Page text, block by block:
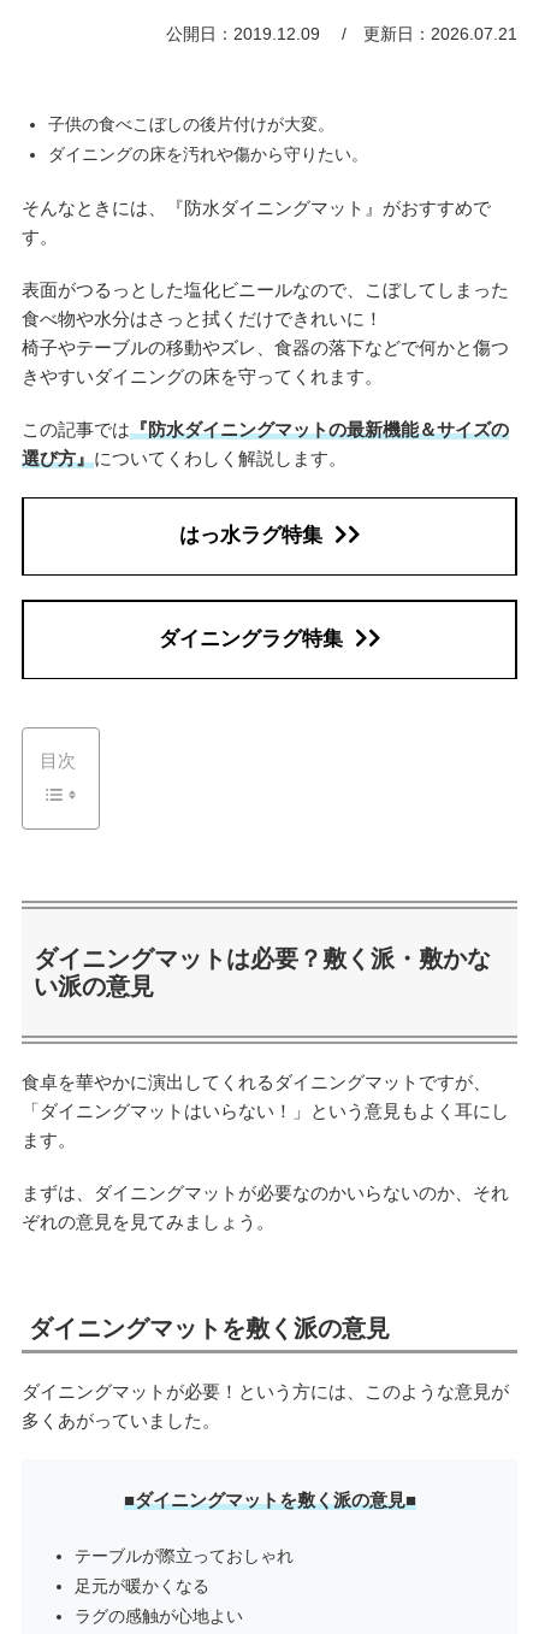
公開日：2019.12.09 更新日：2026.07.21
子供の食べこぼしの後片付けが大変。
ダイニングの床を汚れや傷から守りたい。
そんなときには、『防水ダイニングマット』がおすすめで
す。
表面がつるっとした塩化ビニールなので、こぼしてしまった
食べ物や水分はさっと拭くだけできれいに！
椅子やテーブルの移動やズレ、食器の落下などで何かと傷つ
きやすいダイニングの床を守ってくれます。
この記事では『防水ダイニングマットの最新機能＆サイズの
選び方』についてくわしく解説します。
はっ水ラグ特集
ダイニングラグ特集
目次
ダイニングマットは必要？敷く派・敷かな
い派の意見
食卓を華やかに演出してくれるダイニングマットですが、
「ダイニングマットはいらない！」という意見もよく耳にし
ます。
まずは、ダイニングマットが必要なのかいらないのか、それ
ぞれの意見を見てみましょう。
ダイニングマットを敷く派の意見
ダイニングマットが必要！という方には、このような意見が
多くあがっていました。
■ダイニングマットを敷く派の意見■
テーブルが際立っておしゃれ
足元が暖かくなる
ラグの感触が心地よい